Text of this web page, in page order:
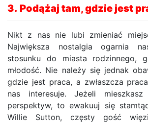
3. Podążaj tam, gdzie jest
Nikt z nas nie lubi zmieniać
Największa nostalgia ogarnia
stosunku do miasta rodzinnego,
młodość. Nie należy się jednak
gdzie jest praca, a zwłaszcza
nas interesuje. Jeżeli
perspektyw, to ewakuuj się
Willie Sutton, częsty gość